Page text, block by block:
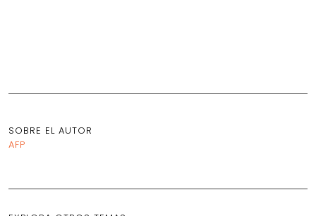
SOBRE EL AUTOR
AFP